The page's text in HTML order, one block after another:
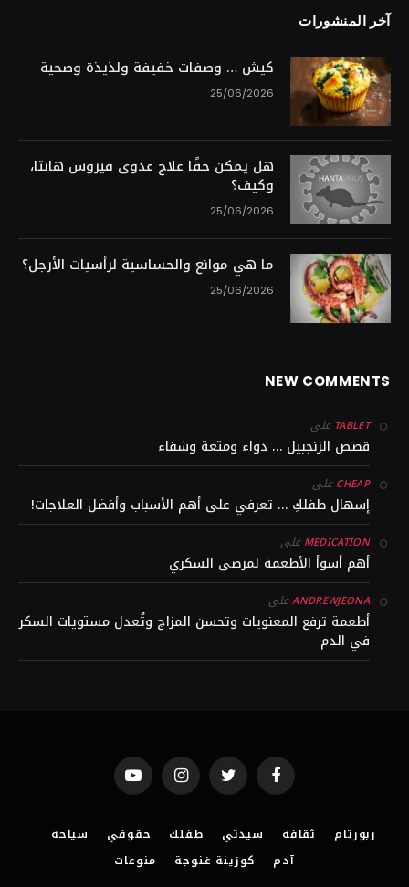
آخر المنشورات
كيش … وصفات خفيفة ولذيذة وصحية
25/06/2026
هل يمكن حقًا علاج عدوى فيروس هانتا،
وكيف؟
25/06/2026
ما هي موانع والحساسية لرأسيات الأرجل؟
25/06/2026
NEW COMMENTS
TABLET على
قصص الزنجبيل … دواء ومتعة وشفاء
CHEAPعلى
إسهال طفلكِ … تعرفي على أهم الأسباب وأفضل العلاجات!
MEDICATIONعلى
أهم أسوأ الأطعمة لمرضى السكري
ANDREWJEONAعلى
أطعمة ترفع المعنويات وتحسن المزاج وتُعدل مستويات السكر
في الدم
Facebook
Twitter
Instagram
YouTube
ربورتام ثقافة سيدتي طفلك حقوقي
سياحة
آدم
كوزينة غنوجة منوعات